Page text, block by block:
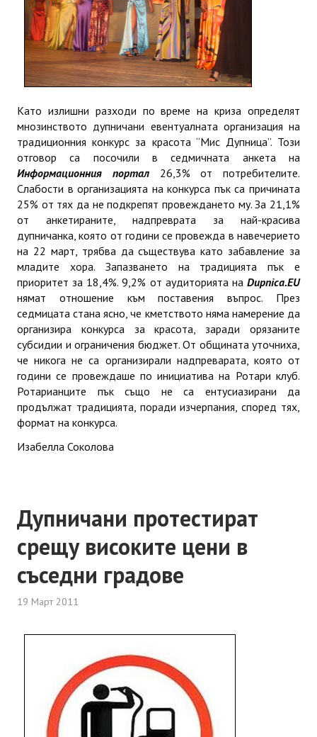
Бележити дупничани
История
Населени места
ЗАБРАВЕНАТА ДУПНИЦА
СВОБОДНИ РАБОТНИ МЕСТА
Като излишни разходи по време на криза определят
мнозинството дупничани евентуалната организация на
традиционния конкурс за красота “Мис Дупница”. Този
отговор са посочили в седмичната анкета на
Информационния портал26,3% от потребителите.
Слабости в организацията на конкурса пък са причината
25% от тях да не подкрепят провеждането му. За 21,1%
от анкетираните, надпреврата за най-красива
дупничанка, която от години се провежда в навечерието
на 22 март, трябва да съществува като забавление за
младите хора. Запазването на традицията пък е
приоритет за 18,4%. 9,2% от аудиторията на Dupnica.EU
нямат отношение към поставения въпрос. През
седмицата стана ясно, че кметството няма намерение да
организира конкурса за красота, заради орязаните
субсидии и ограничения бюджет. От общината уточниха,
че никога не са организирали надпреварата, която от
години се провеждаше по инициатива на Ротари клуб.
Ротарианците пък също не са ентусиазирани да
продължат традицията, поради изчерпания, според тях,
формат на конкурса.
Изабелла Соколова
Дупничани протестират
срещу високите цени в
съседни градове
19 Март 2011